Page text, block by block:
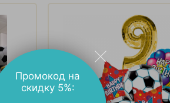
Промокод на
скидку 5%: